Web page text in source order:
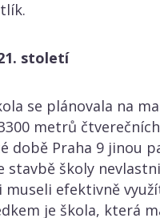
století
se plánovala na
metrů
době Praha 9 jinou
stavbě školy
efektivně
je škola, která